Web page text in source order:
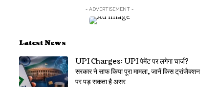
- ADVERTISEMENT -
Latest News
UPI Charges: UPI पेमेंट पर लगेगा चार्ज?
सरकार ने साफ किया पूरा मामला, जानें किस ट्रांजैक्शन
पर पड़ सकता है असर